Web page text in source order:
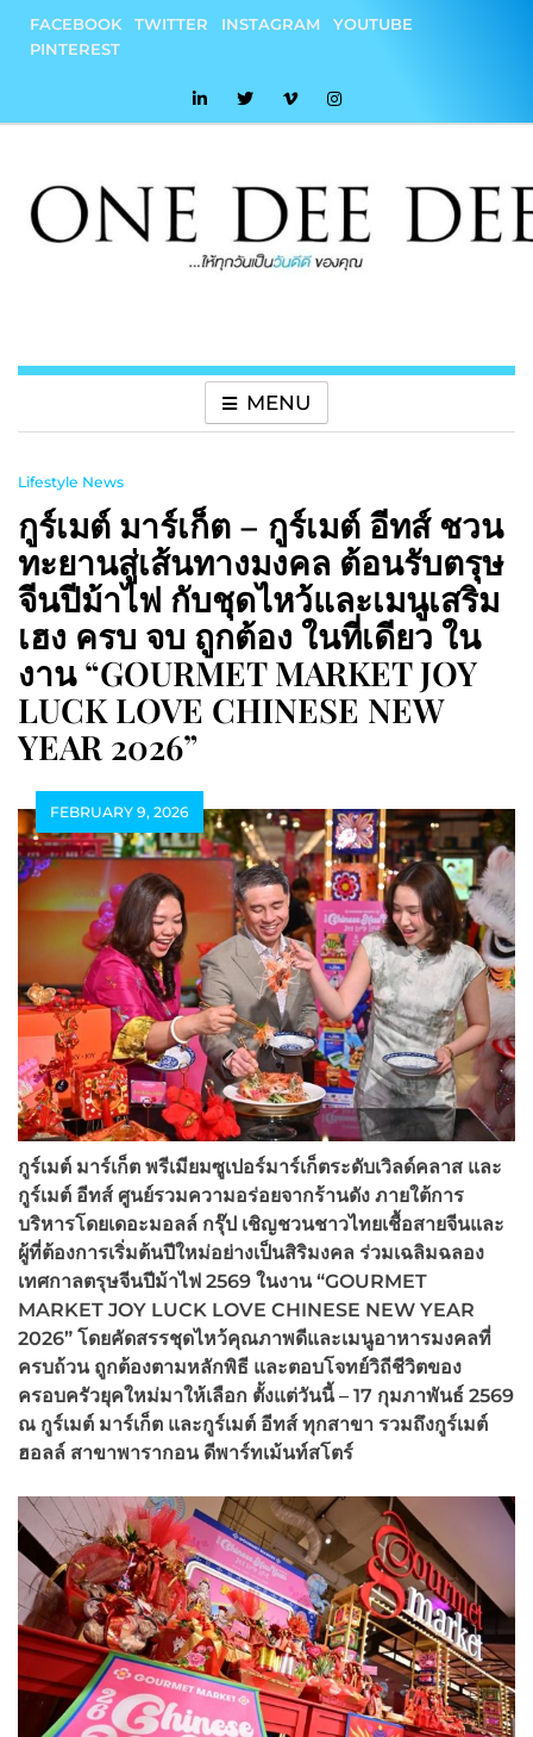
content
FACEBOOK TWITTER INSTAGRAM
YOUTUBE
PINTEREST
MENU
Lifestyle News
กูร์เมต์ มาร์เก็ต – กูร์เมต์ อีทส์ ชวน
ทะยานสู่เส้นทางมงคล ต้อนรับตรุษ
จีนปีม้าไฟ กับชุดไหว้และเมนูเสริม
เฮง ครบ จบ ถูกต้อง ในที่เดียว ใน
งาน “GOURMET MARKET JOY
LUCK LOVE CHINESE NEW
YEAR 2026”
FEBRUARY 9, 2026
กูร์เมต์ มาร์เก็ต พรีเมียมซูเปอร์มาร์เก็ตระดับเวิลด์คลาส และ
กูร์เมต์ อีทส์ ศูนย์รวมความอร่อยจากร้านดัง ภายใต้การ
บริหารโดยเดอะมอลล์ กรุ๊ป เชิญชวนชาวไทยเชื้อสายจีนและ
ผู้ที่ต้องการเริ่มต้นปีใหม่อย่างเป็นสิริมงคล ร่วมเฉลิมฉลอง
เทศกาลตรุษจีนปีม้าไฟ 2569 ในงาน “GOURMET
MARKET JOY LUCK LOVE CHINESE NEW YEAR
2026” โดยคัดสรรชุดไหว้คุณภาพดีและเมนูอาหารมงคลที่
ครบถ้วน ถูกต้องตามหลักพิธี และตอบโจทย์วิถีชีวิตของ
ครอบครัวยุคใหม่มาให้เลือก ตั้งแต่วันนี้ – 17 กุมภาพันธ์ 2569
ณ กูร์เมต์ มาร์เก็ต และกูร์เมต์ อีทส์ ทุกสาขา รวมถึงกูร์เมต์
ฮอลล์ สาขาพารากอน ดีพาร์ทเม้นท์สโตร์